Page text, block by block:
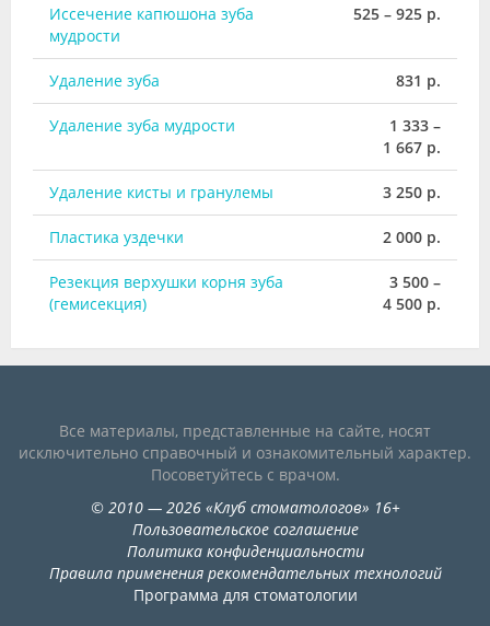
Иссечение капюшона зуба
мудрости
525 – 925 р.
Удаление зуба 831 р.
Удаление зуба мудрости
1 333 –
1 667 р.
Удаление кисты и гранулемы 3 250 р.
Пластика уздечки 2 000 р.
Резекция верхушки корня зуба
(гемисекция)
3 500 –
4 500 р.
Все материалы, представленные на сайте, носят
исключительно справочный и ознакомительный характер.
Посоветуйтесь с врачом.
© 2010— 2026«Клуб стоматологов» 16+
Пользовательское соглашение
Политика конфиденциальности
Правила применения рекомендательных технологий
Программа для стоматологии